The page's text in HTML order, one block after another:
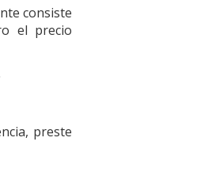
consiste
el precio
preste